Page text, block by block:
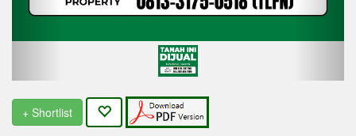
+ Shortlist